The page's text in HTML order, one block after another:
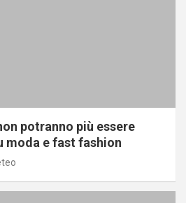
potranno più essere
e fast fashion